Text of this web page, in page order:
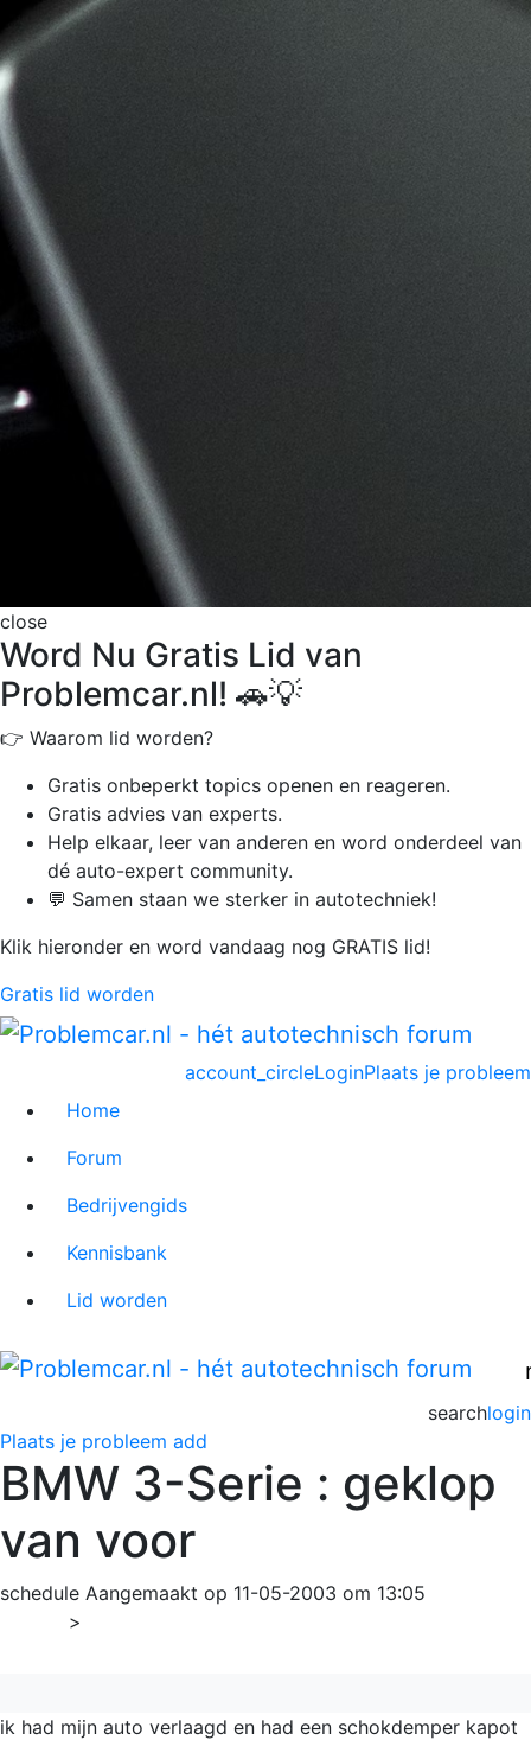
close
Word Nu Gratis Lid van
Problemcar.nl! 🚗💡
👉 Waarom lid worden?
Gratis onbeperkt topics openen en reageren.
Gratis advies van experts.
Help elkaar, leer van anderen en word onderdeel van
dé auto-expert community.
💬 Samen staan we sterker in autotechniek!
Klik hieronder en word vandaag nog GRATIS lid!
Gratis lid worden
Plaats je probleem
account_circleLogin
Home
Forum
Bedrijvengids
Kennisbank
Lid worden
login
search
Plaats je probleem add
BMW 3-Serie : geklop
van voor
schedule Aangemaakt op 11-05-2003 om 13:05
>
ik had mijn auto verlaagd en had een schokdemper kapot